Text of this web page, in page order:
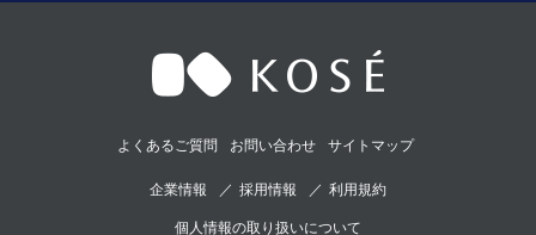
よくあるご質問 お問い合わせ サイトマップ
企業情報 採用情報 利用規約
個人情報の取り扱いについて